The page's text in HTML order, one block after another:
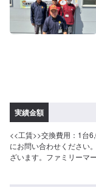
実績金額
<<工賃>>交換費用：1台
にお問い合わせください
ざいます。ファミリーマ